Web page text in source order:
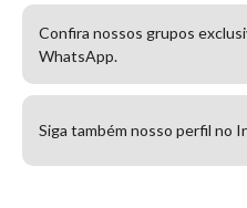
Confira nossos grupos
WhatsApp.
Siga também nosso perfil no